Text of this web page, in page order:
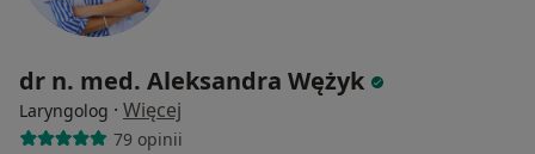
dr n. med. Aleksandra Wężyk
Laryngolog · Więcej
79 opinii